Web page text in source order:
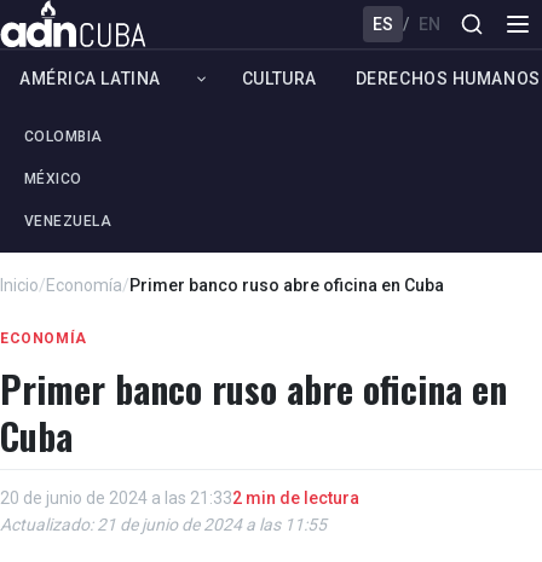
ES / EN
AMÉRICA LATINA
COLOMBIA
MÉXICO
VENEZUELA
CULTURA DERECHOS HUMANOS
Inicio/Economía/Primer banco ruso abre oficina en Cuba
ECONOMÍA
Primer banco ruso abre oficina en
Cuba
20 de junio de 2024 a las 21:332 min de lectura
Actualizado: 21 de junio de 2024 a las 11:55